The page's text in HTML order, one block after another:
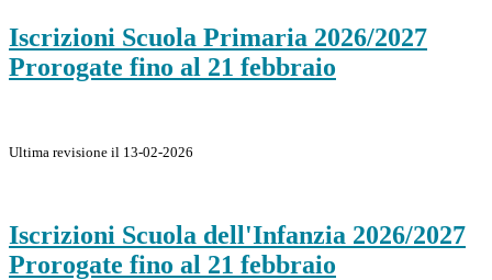
Iscrizioni Scuola Primaria 2026/2027
Prorogate fino al 21 febbraio
Ultima revisione il 13-02-2026
Iscrizioni Scuola dell'Infanzia 2026/2027
Prorogate fino al 21 febbraio